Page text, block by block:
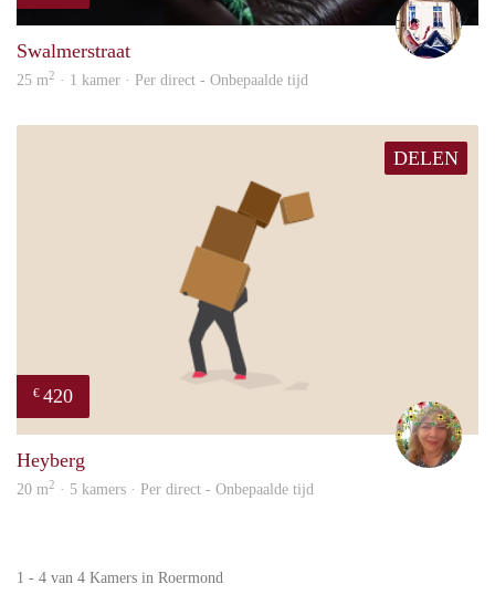
Swalmerstraat
25 m2 · 1 kamer · Per direct - Onbepaalde tijd
DELEN
€ 420
Heyberg
20 m2 · 5 kamers · Per direct - Onbepaalde tijd
1 - 4 van 4 Kamers in Roermond